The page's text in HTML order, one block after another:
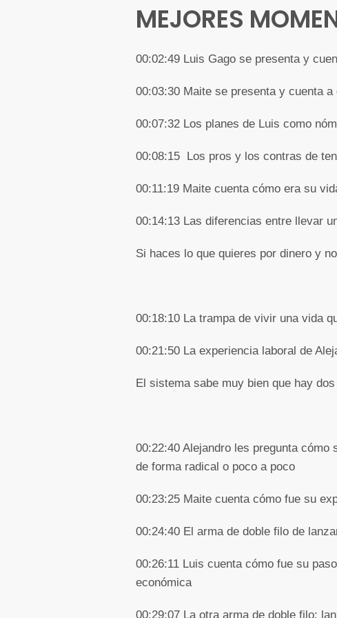
MEJORES
00:02:49 Luis Gago se presenta y
00:03:30 Maite se presenta y cuenta
00:07:32 Los planes de Luis como
00:08:15 Los pros y los contras de
00:11:19 Maite cuenta cómo era su
00:14:13 Las diferencias entre llevar
Si haces lo que quieres por dinero y
00:18:10 La trampa de vivir una vida
00:21:50 La experiencia laboral de
El sistema sabe muy bien que hay
00:22:40 Alejandro les pregunta
de forma radical o poco a poco
00:23:25 Maite cuenta cómo fue su
00:24:40 El arma de doble filo de
00:26:11 Luis cuenta cómo fue su
económica
00:29:07 La otra arma de doble filo: